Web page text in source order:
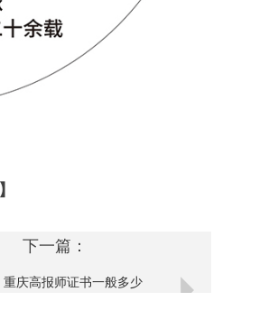
】
下一篇：
重庆高报师证书一般多少